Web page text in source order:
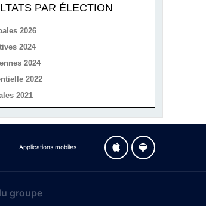
PAR ÉLECTION
2026
2024
2024
2022
2021
Applications mobiles
groupe